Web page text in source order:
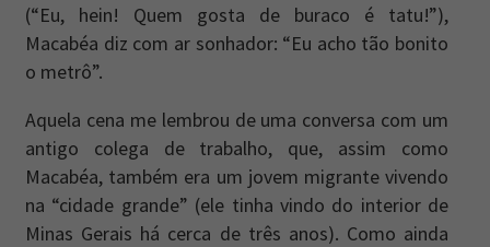
Inscreva-se na newsletter do Caos Planejado e
receba todas as nossas novidades.
INSCREVER-SE
(“Eu, hein! Quem gosta de buraco é tatu!”),
Macabéa diz com ar sonhador: “Eu acho tão bonito
o metrô”.
Aquela cena me lembrou de uma conversa com um
antigo colega de trabalho, que, assim como
Macabéa, também era um jovem migrante vivendo
na “cidade grande” (ele tinha vindo do interior de
Minas Gerais há cerca de três anos). Como ainda